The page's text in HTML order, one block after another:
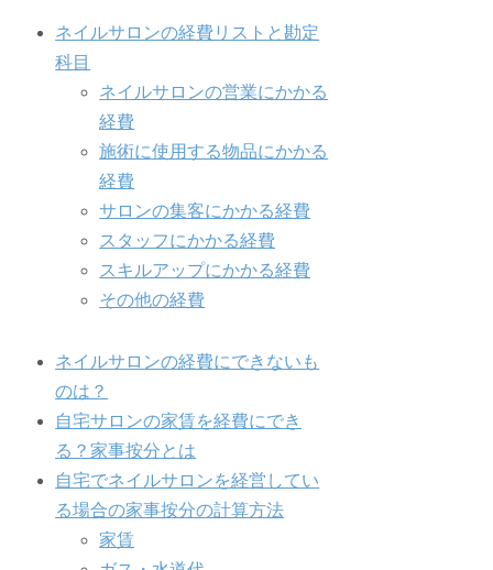
ネイルサロンの経費リストと勘定
科目
ネイルサロンの営業にかかる
経費
施術に使用する物品にかかる
経費
サロンの集客にかかる経費
スタッフにかかる経費
スキルアップにかかる経費
その他の経費
ネイルサロンの経費にできないも
のは？
自宅サロンの家賃を経費にでき
る？家事按分とは
自宅でネイルサロンを経営してい
る場合の家事按分の計算方法
家賃